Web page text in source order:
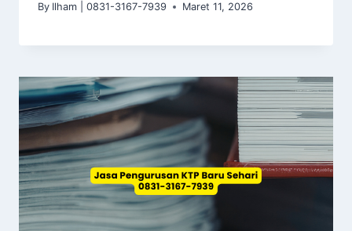
By Ilham | 0831-3167-7939 Maret 11, 2026